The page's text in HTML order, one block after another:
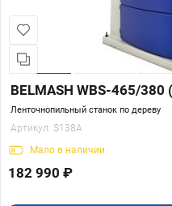
BELMASH WBS-465/380
Ленточнопильный станок по дереву
Артикул: S138A
Мало в наличии
182 990 ₽